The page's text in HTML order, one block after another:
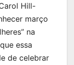
Hill-
março
na
essa
de celebrar